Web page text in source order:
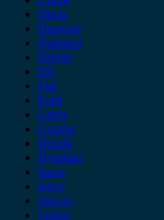
Dacia
Daewoo
Daihatsu
Dodge
DS
Fiat
Ford
Geely
Gonow
Honda
Hyundai
Isuzu
iveco
Jaecoo
Jaguar